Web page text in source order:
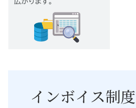
インボイス制